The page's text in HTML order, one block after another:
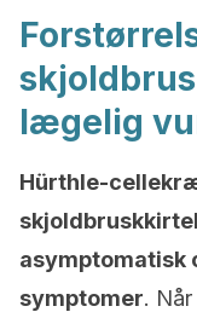
lægelig
Hürthle-
asymptomatisk
symptomer.